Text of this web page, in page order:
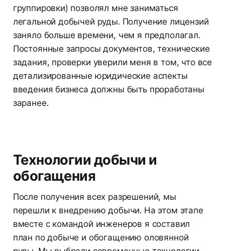
группировки) позволял мне заниматься
легальной добычей руды. Получение лицензий
заняло больше времени, чем я предполагал.
Постоянные запросы документов, технические
задания, проверки уверили меня в том, что все
детализированные юридические аспекты
введения бизнеса должны быть проработаны
заранее.
Технологии добычи и
обогащения
После получения всех разрешений, мы
перешли к внедрению добычи. На этом этапе
вместе с командой инженеров я составил
план по добыче и обогащению оловянной